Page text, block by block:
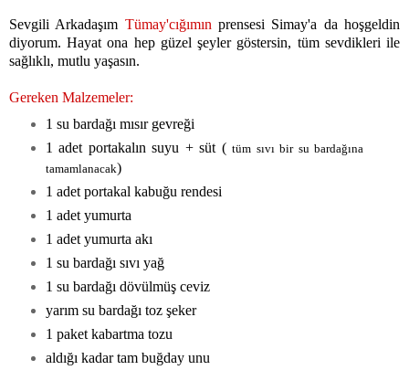
Sevgili Arkadaşım Tümay'cığımın prensesi Simay'a da hoşgeldin
diyorum. Hayat ona hep güzel şeyler göstersin, tüm sevdikleri ile
sağlıklı, mutlu yaşasın.
Gereken Malzemeler:
1 su bardağı mısır gevreği
1 adet portakalın suyu + süt (tüm sıvı bir su bardağına
tamamlanacak)
1 adet portakal kabuğu rendesi
1 adet yumurta
1 adet yumurta akı
1 su bardağı sıvı yağ
1 su bardağı dövülmüş ceviz
yarım su bardağı toz şeker
1 paket kabartma tozu
aldığı kadar tam buğday unu